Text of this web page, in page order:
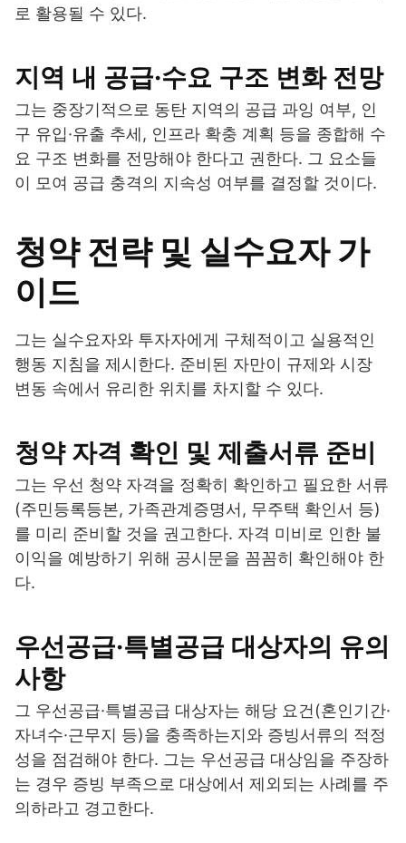
로 활용될 수 있다.
지역 내 공급·수요 구조 변화 전망
그는 중장기적으로 동탄 지역의 공급 과잉 여부, 인
구 유입·유출 추세, 인프라 확충 계획 등을 종합해 수
요 구조 변화를 전망해야 한다고 권한다. 그 요소들
이 모여 공급 충격의 지속성 여부를 결정할 것이다.
청약 전략 및 실수요자 가
이드
그는 실수요자와 투자자에게 구체적이고 실용적인
행동 지침을 제시한다. 준비된 자만이 규제와 시장
변동 속에서 유리한 위치를 차지할 수 있다.
청약 자격 확인 및 제출서류 준비
그는 우선 청약 자격을 정확히 확인하고 필요한 서류
(주민등록등본, 가족관계증명서, 무주택 확인서 등)
를 미리 준비할 것을 권고한다. 자격 미비로 인한 불
이익을 예방하기 위해 공시문을 꼼꼼히 확인해야 한
다.
우선공급·특별공급 대상자의 유의
사항
그 우선공급·특별공급 대상자는 해당 요건(혼인기간·
자녀수·근무지 등)을 충족하는지와 증빙서류의 적정
성을 점검해야 한다. 그는 우선공급 대상임을 주장하
는 경우 증빙 부족으로 대상에서 제외되는 사례를 주
의하라고 경고한다.